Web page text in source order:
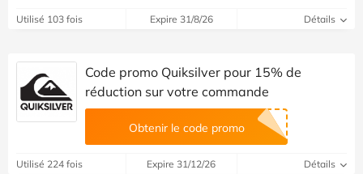
Utilisé 103 fois Expire 31/8/26 Détails
Code promo Quiksilver pour 15% de
réduction sur votre commande
Obtenir le code promo
Utilisé 224 fois Expire 31/12/26 Détails